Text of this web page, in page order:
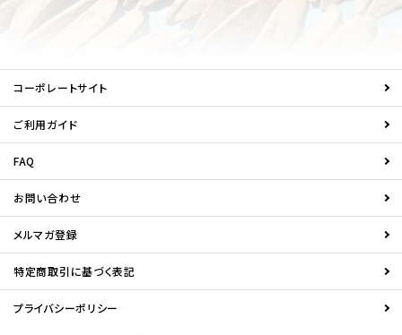
コーポレートサイト
ご利用ガイド
FAQ
お問い合わせ
メルマガ登録
特定商取引に基づく表記
プライバシーポリシー